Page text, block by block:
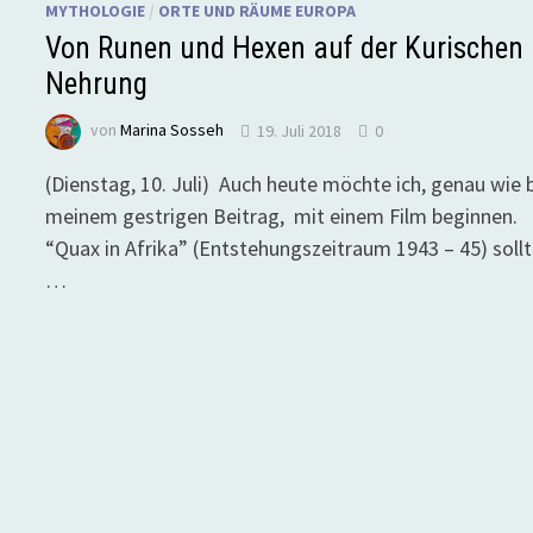
MYTHOLOGIE / ORTE UND RÄUME EUROPA
Von Runen und Hexen auf der Kurischen
Nehrung
vonMarina Sosseh 19. Juli 2018 0
(Dienstag, 10. Juli) Auch heute möchte ich, genau wie
meinem gestrigen Beitrag, mit einem Film beginnen.
“Quax in Afrika” (Entstehungszeitraum 1943 – 45)
…